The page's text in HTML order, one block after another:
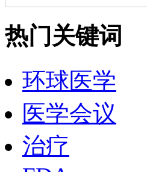
热门关键词
环球医学
医学会议
治疗